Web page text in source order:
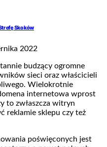
Skoków
2022
budzący ogromne
sieci oraz właścicieli
Wielokrotnie
internetowa wprost
to zwłaszcza witryn
reklamie sklepu czy też
poświęconych jest